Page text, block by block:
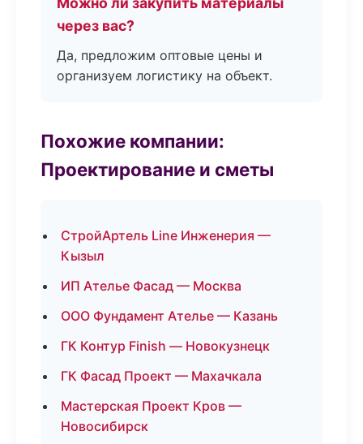
через вас?
Да, предложим оптовые цены и
организуем логистику на объект.
Похожие компании:
Проектирование и сметы
СтройАртель Line Инженерия —
Кызыл
ИП Ателье Фасад — Москва
ООО Фундамент Ателье — Казань
ГК Контур Finish — Новокузнецк
ГК Фасад Проект — Махачкала
Мастерская Проект Кров —
Новосибирск